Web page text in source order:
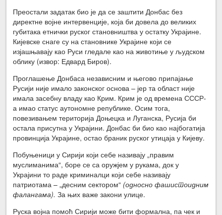
Преостали задатак био је да се заштити Донбас без
директне војне интервенције, која би довела до великих
губитака етнички руског становништва у остатку Украјине.
Кијевске снаге су на становнике Украјине који се
изјашњавају као Руси гледале као на животиње у људском
облику (извор: Едвард Биров).
Проглашење Донбаса независним и његово припајање
Русији није имало законског основа – јер та област није
имала засебну владу као Крим. Крим је од времена СССР-
а имао статус аутономне републике. Осим тога,
повезивањем територија Доњецка и Луганска, Русија би
остала присутна у Украјини. Донбас би био као најбогатија
провинција Украјине, остао браник руског утицаја у Кијеву.
Побуњеници у Сирији који себе називају „правим
муслиманима“, боре се са оружјем у рукама, док у
Украјини то раде криминалци који себе називају
патриотама – „десним сектором“ (односно фашистоидним
фалангама). За њих важе закони улице.
Руска војна помоћ Сирији може бити формална, па чек и